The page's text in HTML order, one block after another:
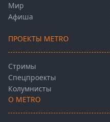
Мир
Афиша
ПРОЕКТЫ METRO
Стримы
Спецпроекты
Колумнисты
О METRO